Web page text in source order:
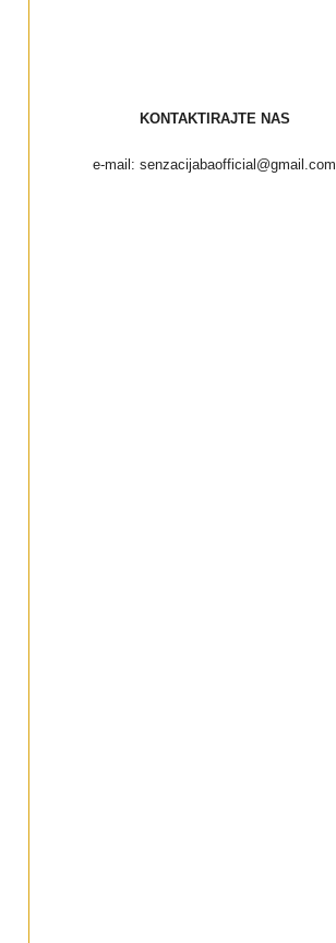
KONTAKTIRAJTE NAS
e-mail: senzacijabaofficial@gmail.com